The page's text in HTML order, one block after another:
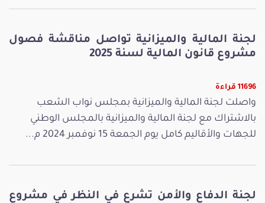
لجنة المالية والميزانية تواصل مناقشة فصول
مشروع قانون المالية لسنة 2025
11696 قراءة
واصلت لجنة المالية والميزانية بمجلس نواب الشعب
بالاشتراك مع لجنة المالية والميزانية بالمجلس الوطني
للجهات والأقاليم كامل يوم الجمعة 15 نوفمبر 2024 م...
لجنة الدفاع والأمن تشرع في النظر في مشروع